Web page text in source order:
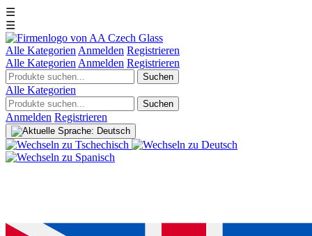
☰
☰
Alle Kategorien Anmelden Registrieren
Alle Kategorien Anmelden Registrieren
Suchen
Alle Kategorien
Suchen
Anmelden Registrieren